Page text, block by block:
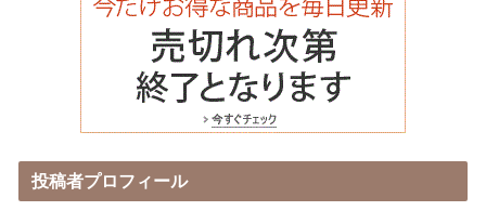
投稿者プロフィール